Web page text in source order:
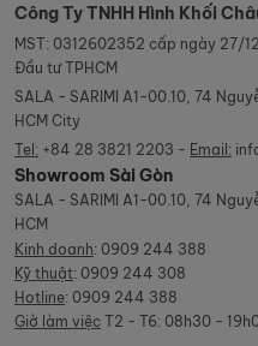
Công Ty TNHH Hình Khối
MST: 0312602352 cấp ngày 27/
Đầu tư TPHCM
SALA - SARIMI A1-00.10, 74
HCM City
Tel: +84 28 3821 2203 - Email:
Showroom Sài Gòn
SALA - SARIMI A1-00.10, 74
HCM
Kinh doanh: 0909 244 388
Kỹ thuật: 0909 244 308
Hotline: 0909 244 388
Giờ làm việc T2 - T6: 08h30 -